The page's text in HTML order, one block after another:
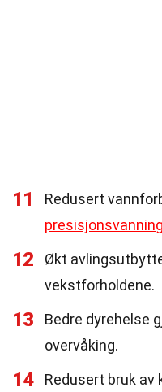
11
Redusert
presisjonsvanning
12
Økt
vekstforholdene.
13
Bedre dyrehelse
overvåking.
14
Redusert bruk